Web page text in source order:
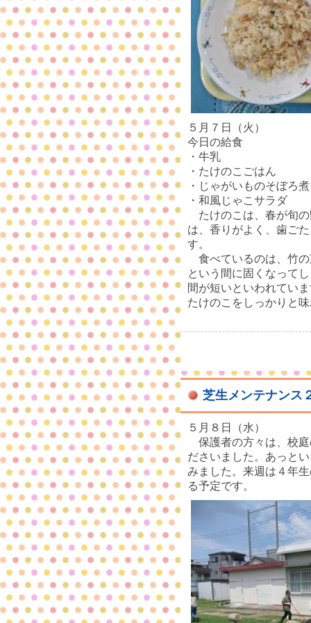
５月７日（火）
今日の給食
・牛乳
・たけのこごはん
・じゃがいものそぼろ煮
・和風じゃこサラダ
たけのこは、春が旬
は、香りがよく、歯ご
す。
食べているのは、竹の
という間に固くなって
間が短いといわれてい
たけのこをしっかりと
芝生メンテナンス
５月８日（水）
保護者の方々は、校庭
ださいました。あっと
みました。来週は４年
る予定です。